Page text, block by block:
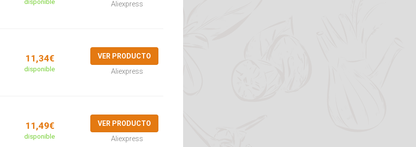
Aliexpress
11,34€
disponible
VER PRODUCTO
Aliexpress
11,49€
disponible
VER PRODUCTO
Aliexpress